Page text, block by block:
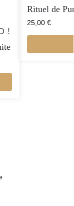
!
Rituel de
25,00 €